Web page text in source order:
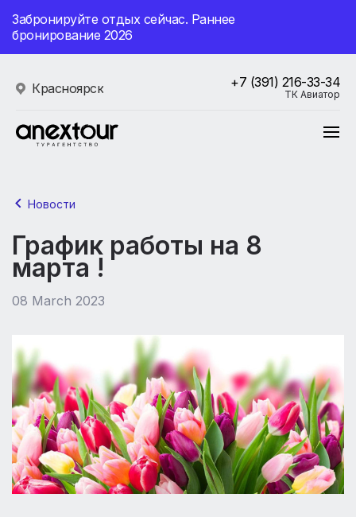
Забронируйте отдых сейчас. Раннее
бронирование 2026
Красноярск +7 (391) 216-33-34
ТК Авиатор
Новости
График работы на 8
марта !
08 March 2023